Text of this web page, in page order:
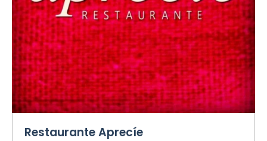
Restaurante Aprecíe